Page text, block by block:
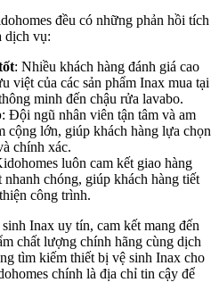
đều có những phản hồi tích
dịch vụ:
: Nhiều khách hàng đánh giá cao
việt của các sản phẩm Inax mua tại
minh đến chậu rửa lavabo.
: Đội ngũ nhân viên tận tâm và am
cộng lớn, giúp khách hàng lựa chọn
chính xác.
luôn cam kết giao hàng
chóng, giúp khách hàng tiết
công trình.
Inax uy tín, cam kết mang đến
chất lượng chính hãng cùng dịch
tìm kiếm thiết bị vệ sinh Inax cho
chính là địa chỉ tin cậy để